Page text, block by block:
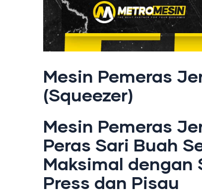
Mesin Pemeras
(Squeezer)
Mesin Pemeras
Peras Sari Buah
Maksimal dengan
Press dan Pisau